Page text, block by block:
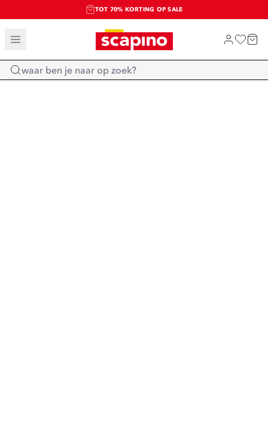
TOT 70% KORTING OP SALE
SALE: LAATSTE KANS!
SHOP NIEUW
Home